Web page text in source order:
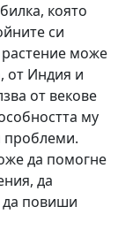
която
си
може
от Индия и
от векове
му
проблеми.
да помогне
да
да повиши